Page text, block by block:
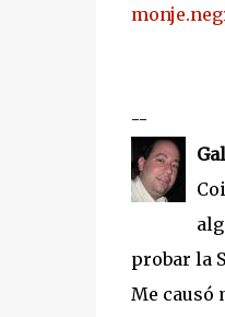
--
probar la
Me causó